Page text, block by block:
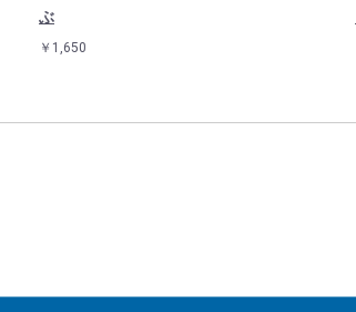
ぶ
￥1,650